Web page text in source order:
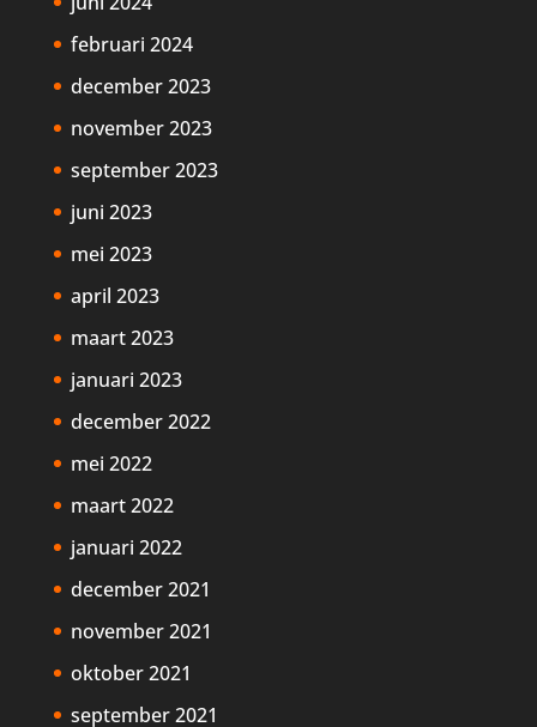
februari 2024
december 2023
november 2023
september 2023
juni 2023
mei 2023
april 2023
maart 2023
januari 2023
december 2022
mei 2022
maart 2022
januari 2022
december 2021
november 2021
oktober 2021
september 2021